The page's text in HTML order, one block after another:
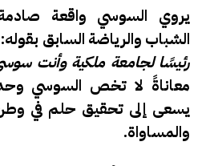
يروي السوسي واقعة
الشباب والرياضة السابق
رئيسًا لجامعة ملكية وأنت
معاناةً لا تخص السوسي
يسعى إلى تحقيق حلم في وطن
والمساواة.